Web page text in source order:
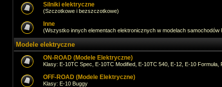
Silniki elektryczne
(Szczotkowe i bezszczotkowe)
Inne
(Wszystko innych elementach elektronicznych w modelach samochodów
Modele elektryczne
ON-ROAD (Modele Elektryczne)
Klasy: E-10TC Spec, E-10TC Modified, E-10TC 540, E-12, E-10 Formuła,
OFF-ROAD (Modele Elektryczne)
Klasy: E-10 Buggy